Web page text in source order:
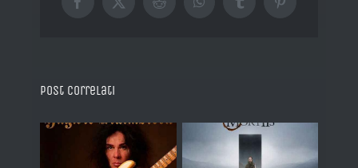
Facebook
X RedditWhatsAppTumblrPinterest
Post correlati